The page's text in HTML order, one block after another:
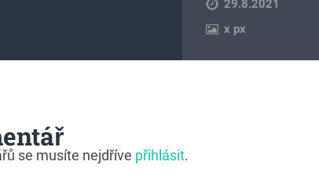
29.8.2021
x px
se musíte nejdříve přihlásit.